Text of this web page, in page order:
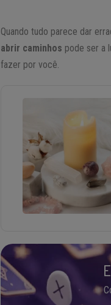
Quando tudo parece dar
abrir caminhos pode ser a
fazer por você.